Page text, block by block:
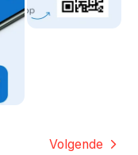
Volgende